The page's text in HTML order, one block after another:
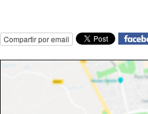
Compartir por email